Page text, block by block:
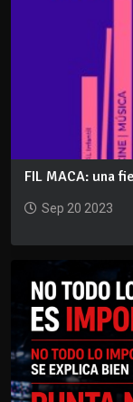
FIL MACA: una
Sep 20 2023